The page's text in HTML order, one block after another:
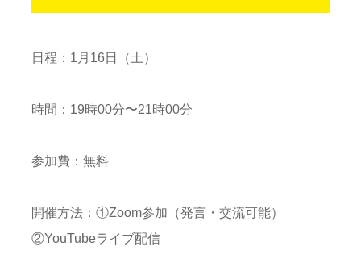
日程：1月16日（土）
時間：19時00分〜21時00分
参加費：無料
開催方法：①Zoom参加（発言・交流可能）
②YouTubeライブ配信